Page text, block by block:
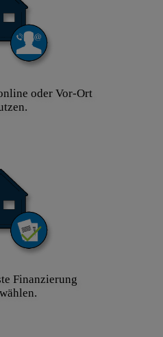
oder Vor-Ort
Finanzierung